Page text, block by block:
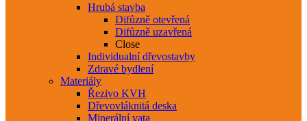
Hrubá stavba
Difůzně otevřená
Difůzně uzavřená
Close
Individualní dřevostavby
Zdravé bydlení
Materiály
Řezivo KVH
Dřevovláknitá deska
Minerální vata